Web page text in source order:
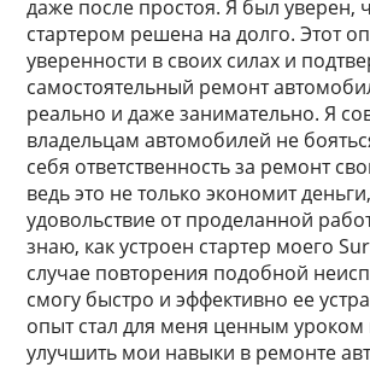
даже после простоя. Я был уверен,
стартером решена на долго. Этот
уверенности в своих силах и
самостоятельный ремонт
реально и даже занимательно. Я
владельцам автомобилей не
себя ответственность за ремонт
ведь это не только экономит
удовольствие от проделанной
знаю, как устроен стартер моего
случае повторения подобной
смогу быстро и эффективно ее
опыт стал для меня ценным
улучшить мои навыки в ремонте